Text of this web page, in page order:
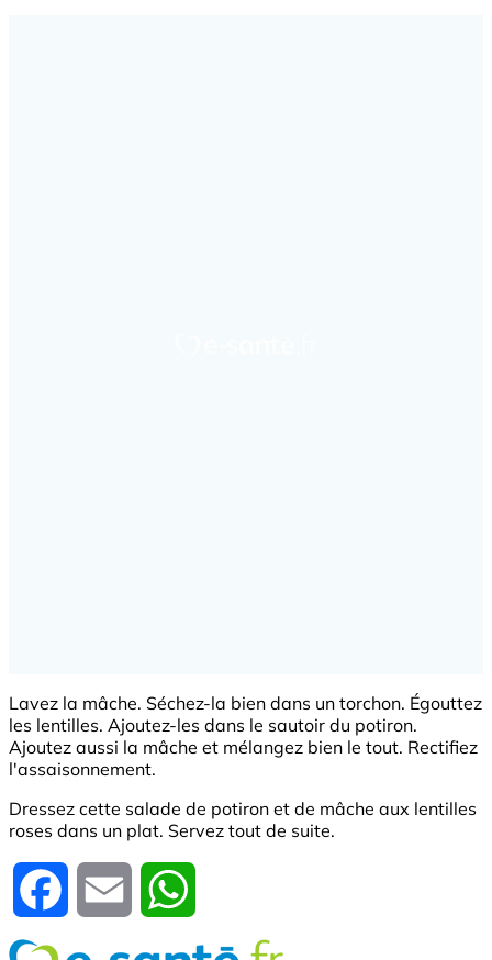
Lavez la mâche. Séchez-la bien dans un torchon. Égouttez
les lentilles. Ajoutez-les dans le sautoir du potiron.
Ajoutez aussi la mâche et mélangez bien le tout. Rectifiez
l'assaisonnement.
Dressez cette salade de potiron et de mâche aux lentilles
roses dans un plat. Servez tout de suite.
Facebook Email